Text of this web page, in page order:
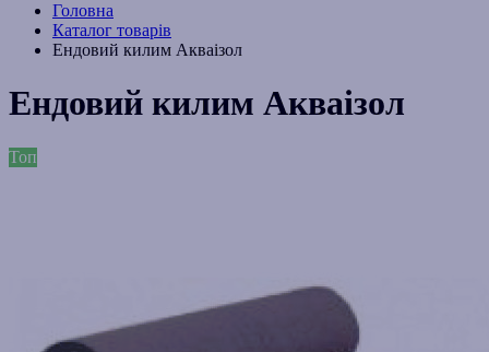
Головна
Каталог товарів
Ендовий килим Акваізол
Ендовий килим Акваізол
Топ